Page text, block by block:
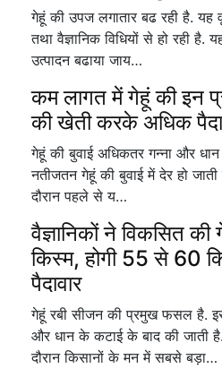
गेहूं की उपज लगातार बढ रही है. यह
तथा वैज्ञानिक विधियों से हो रही
उत्पादन बढाया जाय…
कम लागत में गेहूं की इन
की खेती करके अधिक
गेहूं की बुवाई अधिकतर गन्ना और
नतीजतन गेहूं की बुवाई में देर हो
दौरान पहले से य…
वैज्ञानिकों ने विकसित
किस्म, होगी 55 से 60
पैदावार
गेहूं रबी सीजन की प्रमुख फसल है.
और धान के कटाई के बाद की जाती
दौरान किसानों के मन में सबसे बड़ा…